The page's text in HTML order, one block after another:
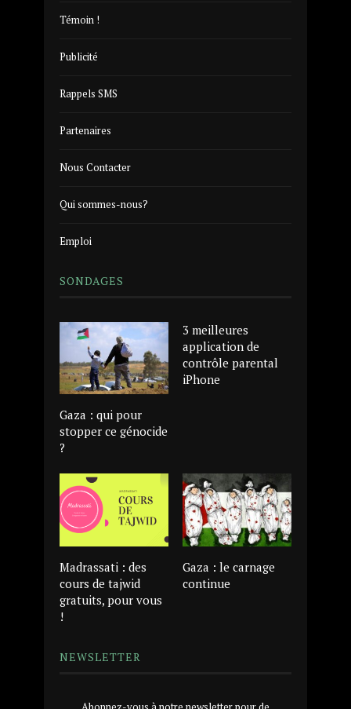
Témoin !
Publicité
Rappels SMS
Partenaires
Nous Contacter
Qui sommes-nous?
Emploi
SONDAGES
Gaza : qui pour
stopper ce génocide
?
3 meilleures
application de
contrôle parental
iPhone
Madrassati : des
cours de tajwid
gratuits, pour vous
!
Gaza : le carnage
continue
NEWSLETTER